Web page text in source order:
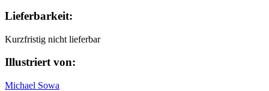
Lieferbarkeit:
Kurzfristig nicht lieferbar
Illustriert von:
Michael Sowa